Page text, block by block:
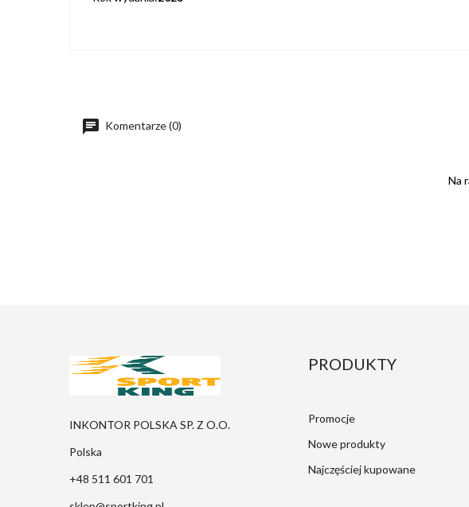
Komentarze (0)
Na
INKONTOR POLSKA SP. Z O.O.
Polska
+48 511 601 701
PRODUKTY
Promocje
Nowe produkty
Najczęściej kupowane